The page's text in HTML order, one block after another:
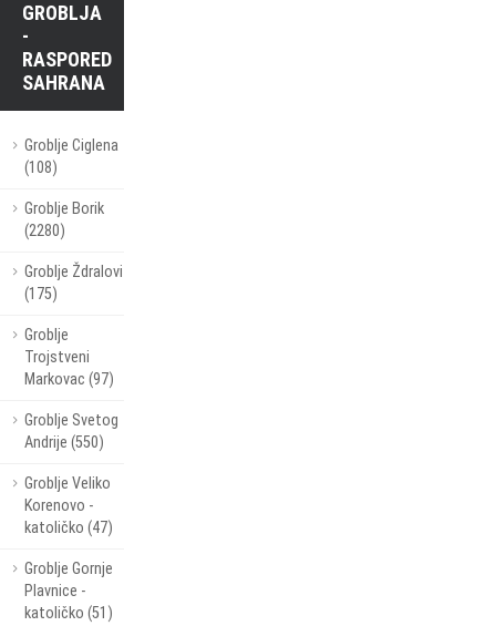
GROBLJA
-
RASPORED
SAHRANA
Groblje Ciglena
(108)
Groblje Borik
(2280)
Groblje Ždralovi
(175)
Groblje
Trojstveni
Markovac (97)
Groblje Svetog
Andrije (550)
Groblje Veliko
Korenovo -
katoličko (47)
Groblje Gornje
Plavnice -
katoličko (51)